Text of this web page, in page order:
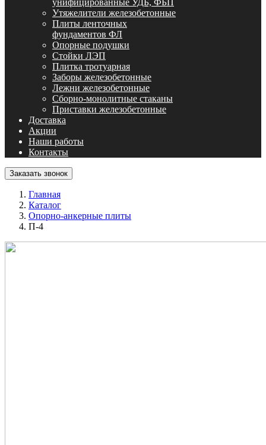
унифицированные УДБ, ФБП
Утяжелители железобетонные
Плиты ленточных
фундаментов ФЛ
Опорные подушки
Стойки ЛЭП
Плитка тротуарная
Заборы железобетонные
Лежни железобетонные
Сборно-монолитные стаканы
Приставки железобетонные
Доставка
Акции
Наши работы
Контакты
Заказать звонок
Главная
Каталог
Опорно-анкерные плиты
П-4